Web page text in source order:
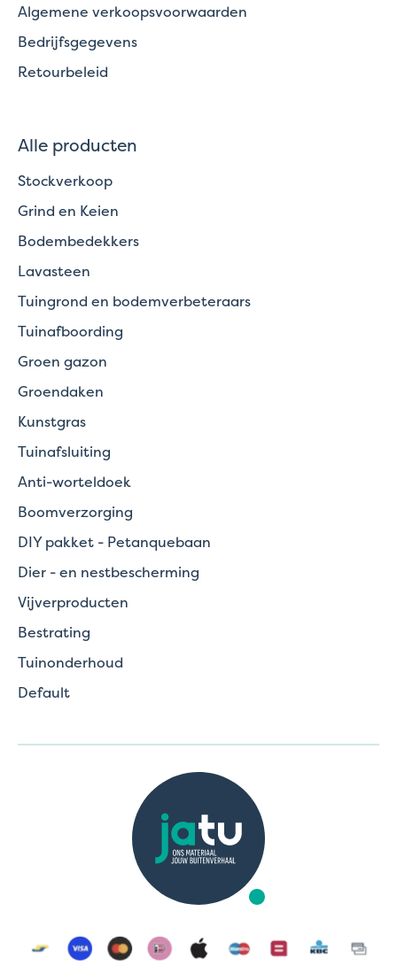
Algemene verkoopsvoorwaarden
Bedrijfsgegevens
Retourbeleid
Alle producten
Stockverkoop
Grind en Keien
Bodembedekkers
Lavasteen
Tuingrond en bodemverbeteraars
Tuinafboording
Groen gazon
Groendaken
Kunstgras
Tuinafsluiting
Anti-worteldoek
Boomverzorging
DIY pakket - Petanquebaan
Dier - en nestbescherming
Vijverproducten
Bestrating
Tuinonderhoud
Default